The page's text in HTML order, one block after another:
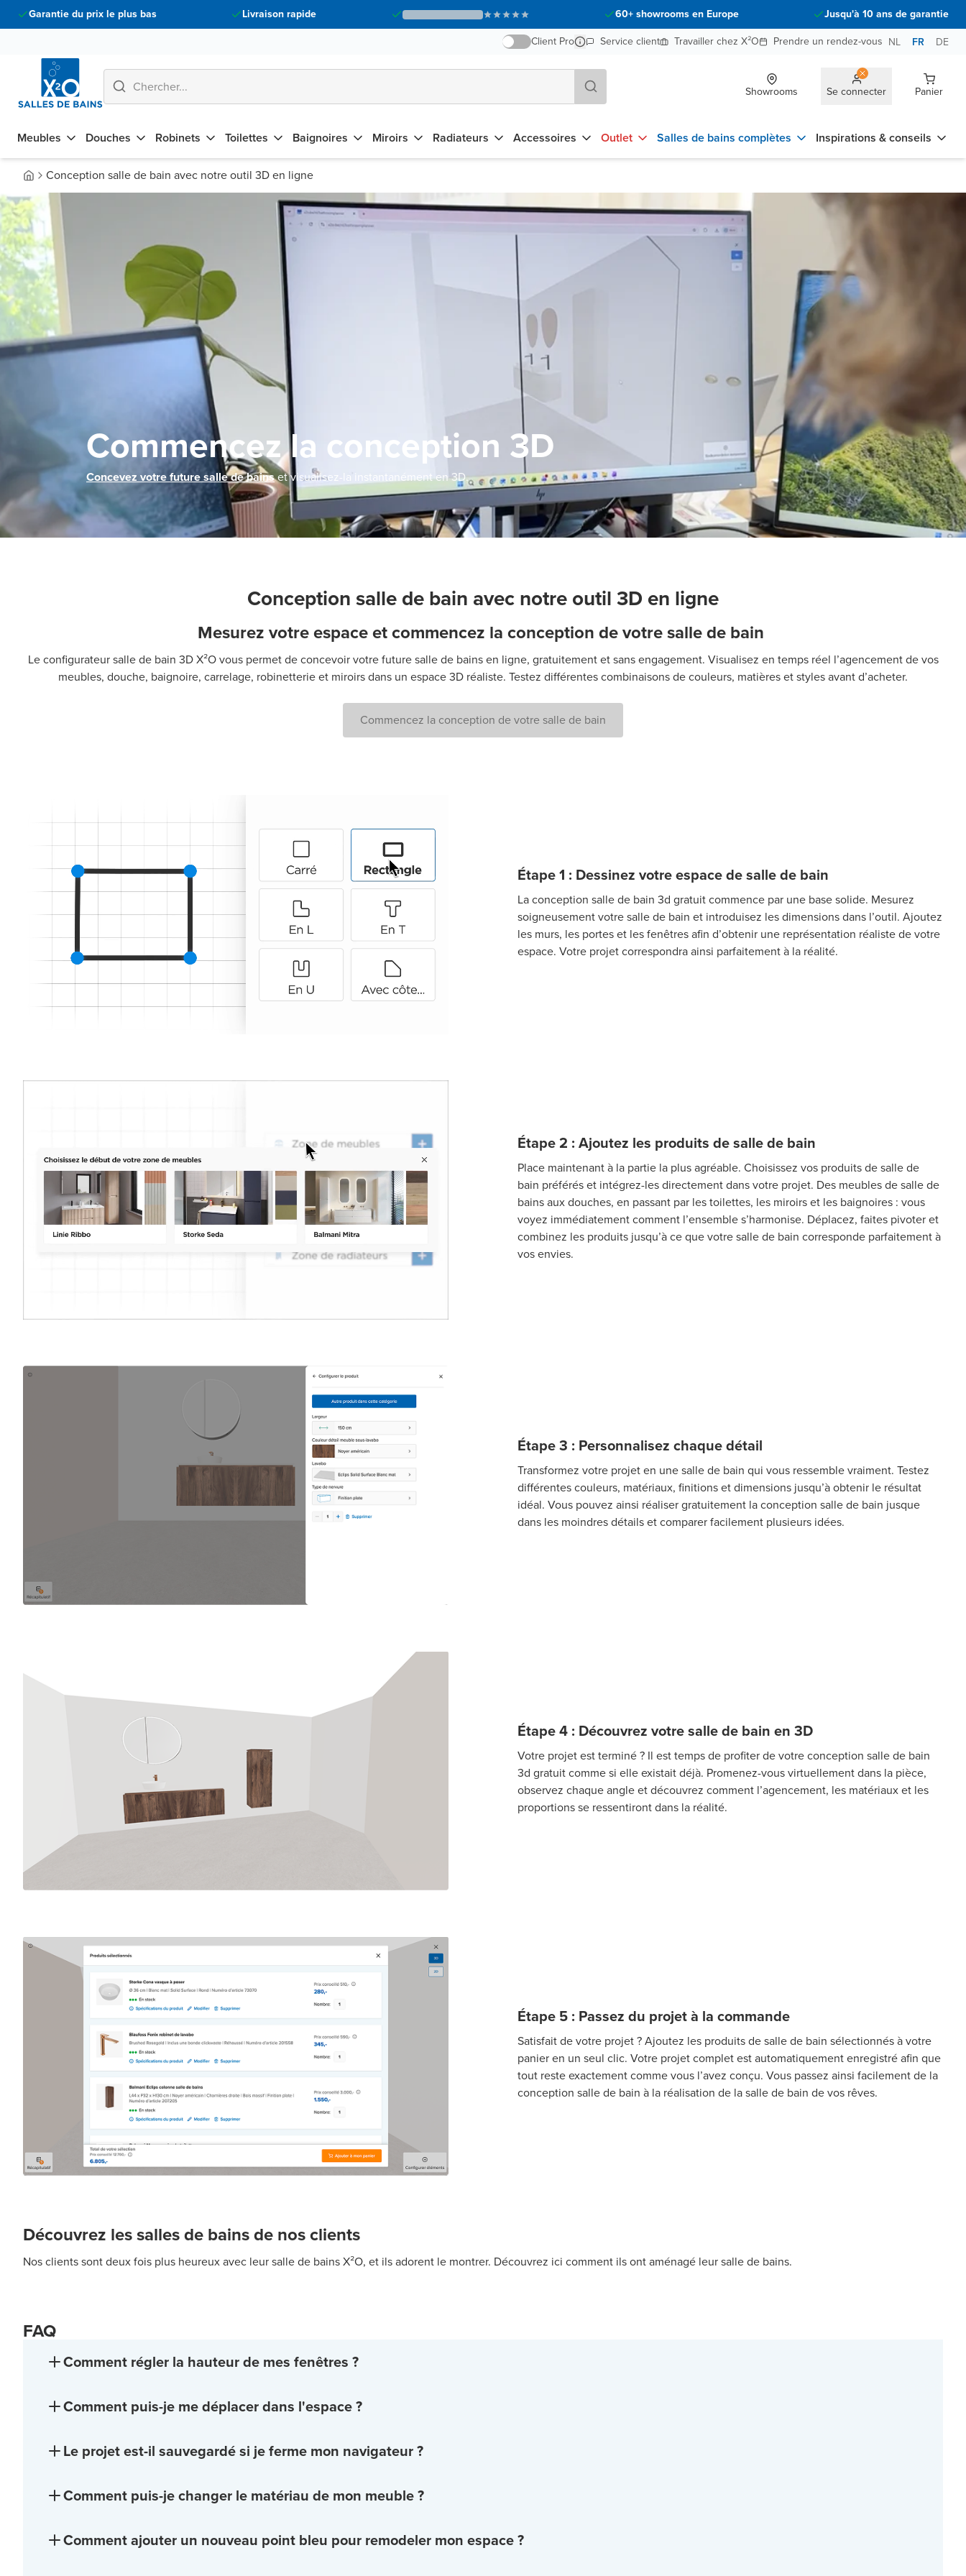
Garantie du prix le plus bas Livraison rapide 60+ showrooms en Europe
Jusqu'à 10 ans de garantie
Client Pro
Service client Travailler chez X²O Prendre un rendez-vous NL FR DE
Showrooms Se connecter Panier
Meubles Douches Robinets Toilettes Baignoires Miroirs Radiateurs Accessoires Outlet Salles de bains complètes Inspirations & conseils
Conception salle de bain avec notre outil 3D en ligne
Commencez la conception 3D
Concevez votre future salle de bainset visualisez-la instantanément en 3D.
Conception salle de bain avec notre outil 3D en ligne
Mesurez votre espace et commencez la conception de votre salle de bain
Le configurateur salle de bain 3D X²O vous permet de concevoir votre future salle de bains en ligne, gratuitement et sans engagement. Visualisez en temps réel l’agencement de vos
meubles, douche, baignoire, carrelage, robinetterie et miroirs dans un espace 3D réaliste. Testez différentes combinaisons de couleurs, matières et styles avant d’acheter.
Commencez la conception de votre salle de bain
Étape 1 : Dessinez votre espace de salle de bain
La conception salle de bain 3d gratuit commence par une base solide. Mesurez
soigneusement votre salle de bain et introduisez les dimensions dans l’outil. Ajoutez
les murs, les portes et les fenêtres afin d’obtenir une représentation réaliste de votre
espace. Votre projet correspondra ainsi parfaitement à la réalité.
Étape 2 : Ajoutez les produits de salle de bain
Place maintenant à la partie la plus agréable. Choisissez vos produits de salle de
bain préférés et intégrez-les directement dans votre projet. Des meubles de salle de
bains aux douches, en passant par les toilettes, les miroirs et les baignoires : vous
voyez immédiatement comment l’ensemble s’harmonise. Déplacez, faites pivoter et
combinez les produits jusqu’à ce que votre salle de bain corresponde parfaitement à
vos envies.
Étape 3 : Personnalisez chaque détail
Transformez votre projet en une salle de bain qui vous ressemble vraiment. Testez
différentes couleurs, matériaux, finitions et dimensions jusqu’à obtenir le résultat
idéal. Vous pouvez ainsi réaliser gratuitement la conception salle de bain jusque
dans les moindres détails et comparer facilement plusieurs idées.
Étape 4 : Découvrez votre salle de bain en 3D
Votre projet est terminé ? Il est temps de profiter de votre conception salle de bain
3d gratuit comme si elle existait déjà. Promenez-vous virtuellement dans la pièce,
observez chaque angle et découvrez comment l’agencement, les matériaux et les
proportions se ressentiront dans la réalité.
Étape 5 : Passez du projet à la commande
Satisfait de votre projet ? Ajoutez les produits de salle de bain sélectionnés à votre
panier en un seul clic. Votre projet complet est automatiquement enregistré afin que
tout reste exactement comme vous l’avez conçu. Vous passez ainsi facilement de la
conception salle de bain à la réalisation de la salle de bain de vos rêves.
Découvrez les salles de bains de nos clients
Nos clients sont deux fois plus heureux avec leur salle de bains X²O, et ils adorent le montrer. Découvrez ici comment ils ont aménagé leur salle de bains.
FAQ
Comment régler la hauteur de mes fenêtres ?
Comment puis-je me déplacer dans l'espace ?
Le projet est-il sauvegardé si je ferme mon navigateur ?
Comment puis-je changer le matériau de mon meuble ?
Comment ajouter un nouveau point bleu pour remodeler mon espace ?